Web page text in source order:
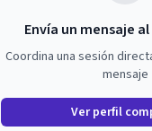
Envía un mensaje
Coordina una sesión
mensaje
Ver perfil